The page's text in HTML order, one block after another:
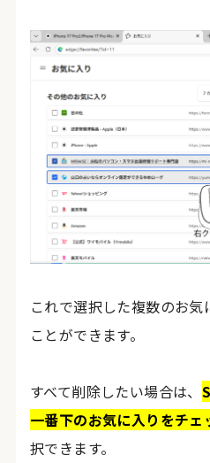
これで選択した複数のお
ことができます。
すべて削除したい場合は、
一番下のお気に入りをチェ
択できます。